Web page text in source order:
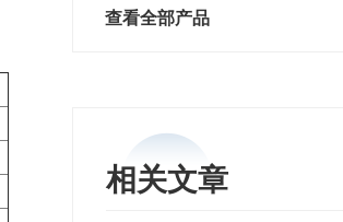
查看全部产品
相关文章